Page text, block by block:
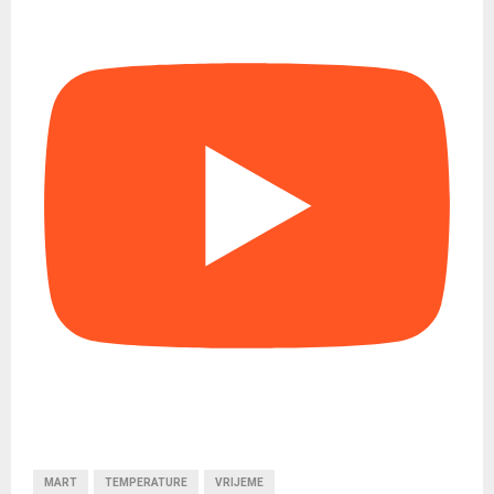
MART TEMPERATURE VRIJEME